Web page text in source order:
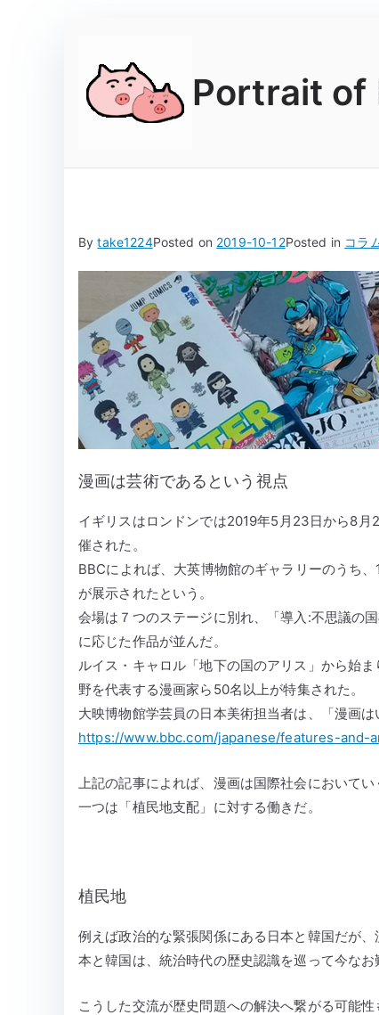
content
Portrait of
Bytake1224Posted on 2019-10-12Posted in コラ
漫画は芸術であるという視点
イギリスはロンドンでは2019年5月23日から8
催された。
BBCによれば、大英博物館のギャラリーのうち
が展示されたという。
会場は７つのステージに別れ、「導入:不思議の
に応じた作品が並んだ。
ルイス・キャロル「地下の国のアリス」から始
野を代表する漫画家ら50名以上が特集された。
大映博物館学芸員の日本美術担当者は、「漫画
https://www.bbc.com/japanese/features-and-
上記の記事によれば、漫画は国際社会において
一つは「植民地支配」に対する働きだ。
植民地
例えば政治的な緊張関係にある日本と韓国だが
本と韓国は、統治時代の歴史認識を巡って今なお
こうした交流が歴史問題への解決へ繋がる可能性